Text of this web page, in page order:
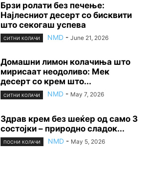
Брзи ролати без печење:
Најлесниот десерт со бисквити
што секогаш успева
СИТНИ КОЛАЧИ NMD - June 21, 2026
Домашни лимон колачиња што
мирисаат неодоливо: Мек
десерт со крем што...
СИТНИ КОЛАЧИ NMD - May 7, 2026
Здрав крем без шеќер од само 3
состојки – природно сладок...
ПОСНИ КОЛАЧИ NMD - May 5, 2026